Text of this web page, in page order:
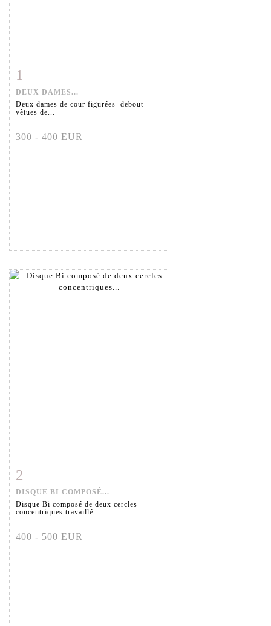
1
DEUX DAMES...
Deux dames de cour figurées debout
vêtues de...
300 - 400 EUR
2
DISQUE BI COMPOSÉ...
Disque Bi composé de deux cercles
concentriques travaillé...
400 - 500 EUR